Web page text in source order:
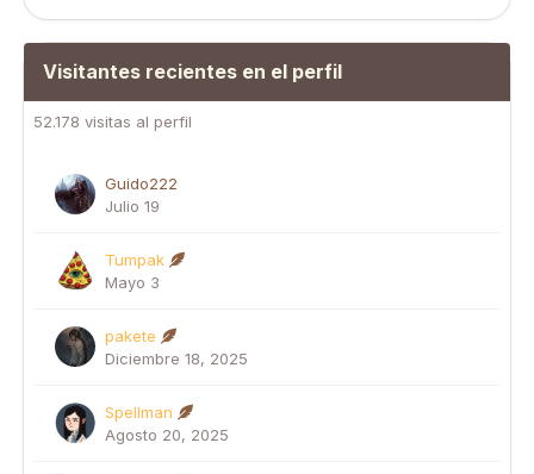
Visitantes recientes en el perfil
52.178 visitas al perfil
Guido222
Julio 19
Tumpak
Mayo 3
pakete
Diciembre 18, 2025
Spellman
Agosto 20, 2025